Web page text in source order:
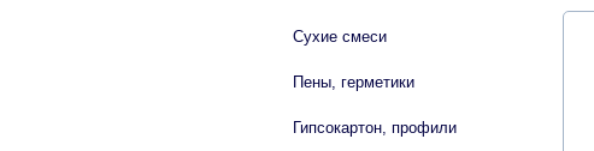
Сухие смеси
Пены, герметики
Гипсокартон, профили